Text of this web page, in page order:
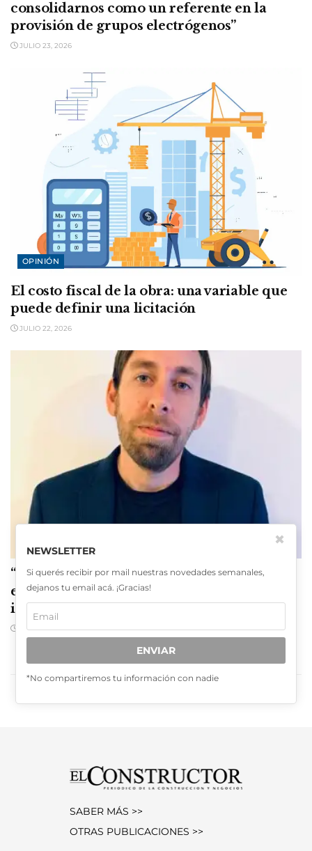
consolidarnos como un referente en la
provisión de grupos electrógenos”
JULIO 23, 2026
OPINIÓN
El costo fiscal de la obra: una variable que
puede definir una licitación
JULIO 22, 2026
“Hoy hay financiamiento, pero a tasas muy
elevadas y siguen los problemas de
inflación”
JULIO 21, 2026
CARGAR MÁS
SABER MÁS >>
OTRAS PUBLICACIONES >>
NEWSLETTER
Si querés recibir por mail nuestras novedades semanales,
dejanos tu email acá. ¡Gracias!
ENVIAR
*No compartiremos tu información con nadie
✖